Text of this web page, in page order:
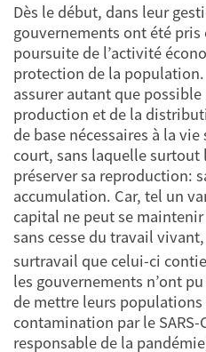
Dès le début, dans leur
gouvernements ont été
poursuite de l’activité
protection de la
assurer autant que
production et de la
de base nécessaires à la
court, sans laquelle surtout
préserver sa reproduction:
accumulation. Car, tel un
capital ne peut se
sans cesse du travail
surtravail que celui-ci
les gouvernements n’ont
de mettre leurs populations
contamination par le
responsable de la